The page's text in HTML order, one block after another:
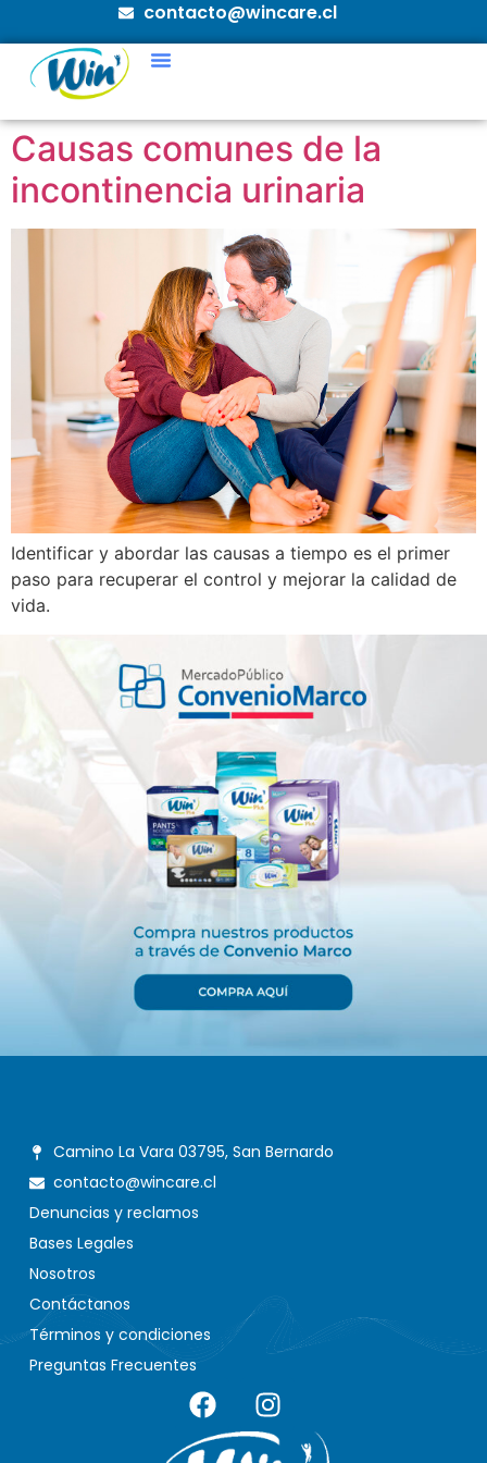
contacto@wincare.cl
Causas comunes de la
incontinencia urinaria
Identificar y abordar las causas a tiempo es el primer
paso para recuperar el control y mejorar la calidad de
vida.
Camino La Vara 03795, San Bernardo
contacto@wincare.cl
Denuncias y reclamos
Bases Legales
Nosotros
Contáctanos
Términos y condiciones
Preguntas Frecuentes